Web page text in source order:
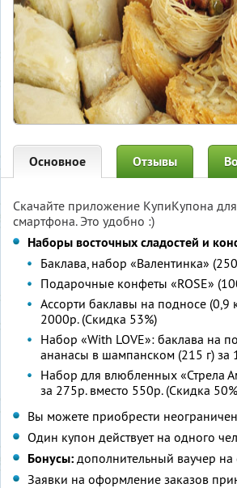
Основное Отзывы
Скачайте приложение КупиКупона для
смартфона. Это удобно :)
Наборы восточных сладостей и
Баклава, набор «Валентинка»
Подарочные конфеты «ROSE»
Ассорти баклавы на подносе (0,9
2000р. (Скидка 53%)
Набор «With LOVE»: баклава на
ананасы в шампанском (215 г) за
Набор для влюбленных «Стрела
за 275р. вместо 550р. (Скидка
Вы можете приобрести
Один купон действует на одного
Бонусы: дополнительный ваучер на
Заявки на оформление заказов